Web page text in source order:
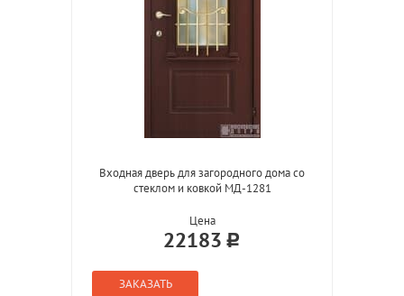
Входная дверь для загородного дома со
стеклом и ковкой МД-1281
Цена
22183
ЗАКАЗАТЬ